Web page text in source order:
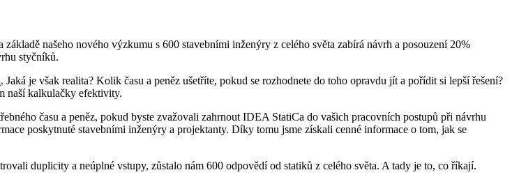
našeho nového výzkumu s 600 stavebními inženýry z celého světa zabírá návrh a posouzení 20%
styčníků.
. Jaká je však realita? Kolik času a peněz ušetříte, pokud se rozhodnete do toho opravdu jít a pořídit si lepší řešení?
naší kalkulačky efektivity.
času a peněz, pokud byste zvažovali zahrnout IDEA StatiCa do vašich pracovních postupů při návrhu
poskytnuté stavebními inženýry a projektanty. Díky tomu jsme získali cenné informace o tom, jak se
duplicity a neúplné vstupy, zůstalo nám 600 odpovědí od statiků z celého světa. A tady je to, co říkají.